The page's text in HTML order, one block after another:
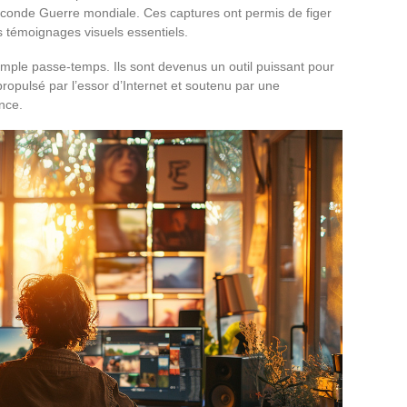
Guerre mondiale. Ces captures ont permis de figer
visuels essentiels.
passe-temps. Ils sont devenus un outil puissant pour
par l’essor d’Internet et soutenu par une